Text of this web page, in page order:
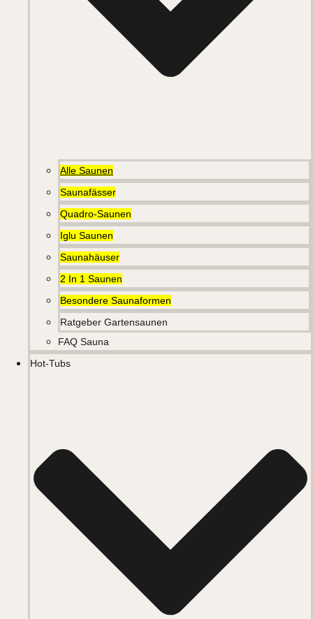
Alle Saunen
Saunafässer
Quadro-Saunen
Iglu Saunen
Saunahäuser
2 In 1 Saunen
Besondere Saunaformen
Ratgeber Gartensaunen
FAQ Sauna
Hot-Tubs